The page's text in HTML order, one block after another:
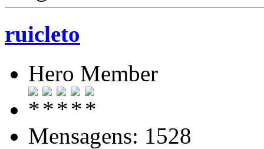
ruicleto
Hero Member
Mensagens: 1528